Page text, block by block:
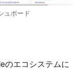
ュボード
のエコシステムに